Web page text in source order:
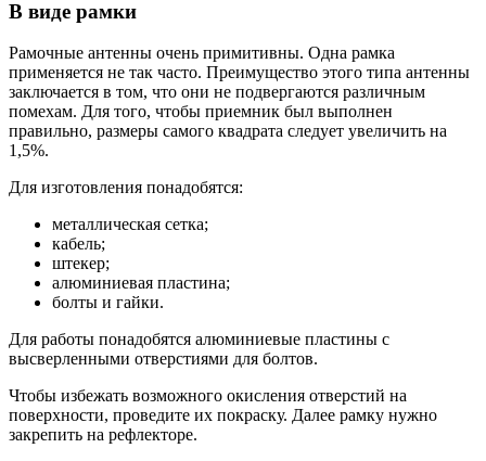
В виде рамки
Рамочные антенны очень примитивны. Одна рамка
применяется не так часто. Преимущество этого типа антенны
заключается в том, что они не подвергаются различным
помехам. Для того, чтобы приемник был выполнен
правильно, размеры самого квадрата следует увеличить на
1,5%.
Для изготовления понадобятся:
металлическая сетка;
кабель;
штекер;
алюминиевая пластина;
болты и гайки.
Для работы понадобятся алюминиевые пластины с
высверленными отверстиями для болтов.
Чтобы избежать возможного окисления отверстий на
поверхности, проведите их покраску. Далее рамку нужно
закрепить на рефлекторе.